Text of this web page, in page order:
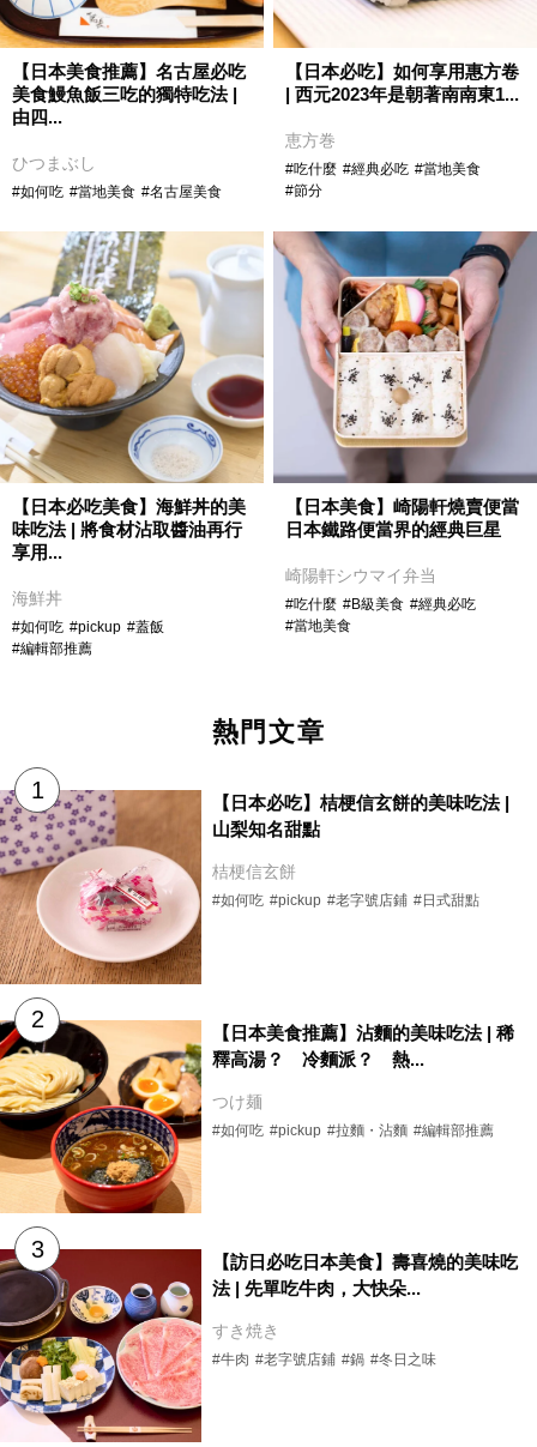
【日本美食推薦】名古屋必吃
美食鰻魚飯三吃的獨特吃法 |
由四...
ひつまぶし
#如何吃 #當地美食 #名古屋美食
【日本必吃】如何享用惠方卷
| 西元2023年是朝著南南東1...
恵方巻
#吃什麼 #經典必吃 #當地美食
#節分
【日本必吃美食】海鮮丼的美
味吃法 | 將食材沾取醬油再行
享用...
海鮮丼
#如何吃 #pickup #蓋飯
#編輯部推薦
【日本美食】崎陽軒燒賣便當
日本鐵路便當界的經典巨星
崎陽軒シウマイ弁当
#吃什麼 #B級美食 #經典必吃
#當地美食
熱門文章
【日本必吃】桔梗信玄餅的美味吃法 |
山梨知名甜點
桔梗信玄餅
#如何吃 #pickup #老字號店鋪 #日式甜點
【日本美食推薦】沾麵的美味吃法 | 稀
釋高湯？ 冷麵派？ 熱...
つけ麺
#如何吃 #pickup #拉麵・沾麵 #編輯部推薦
【訪日必吃日本美食】壽喜燒的美味吃
法 | 先單吃牛肉，大快朵...
すき焼き
#牛肉 #老字號店鋪 #鍋 #冬日之味